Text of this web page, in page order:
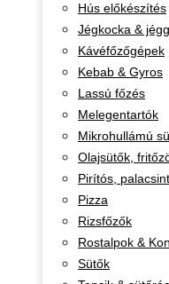
Hús előkészítés
Jégkocka &
Kávéfőzőgépek
Kebab & Gyros
Lassú főzés
Melegentartók
Mikrohullámú
Olajsütők,
Pirítós,
Pizza
Rizsfőzők
Rostalpok &
Sütők